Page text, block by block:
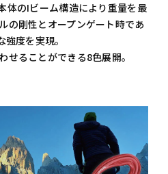
体のIビーム構造により重量を最
の剛性とオープンゲート時であ
度を実現。
せることができる8色展開。